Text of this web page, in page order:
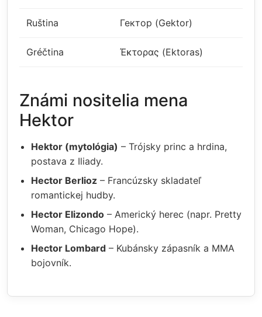
Ruština Гектор (Gektor)
Gréčtina Έκτορας (Ektoras)
Známi nositelia mena
Hektor
Hektor (mytológia) – Trójsky princ a hrdina,
postava z Iliady.
Hector Berlioz – Francúzsky skladateľ
romantickej hudby.
Hector Elizondo – Americký herec (napr. Pretty
Woman, Chicago Hope).
Hector Lombard – Kubánsky zápasník a MMA
bojovník.